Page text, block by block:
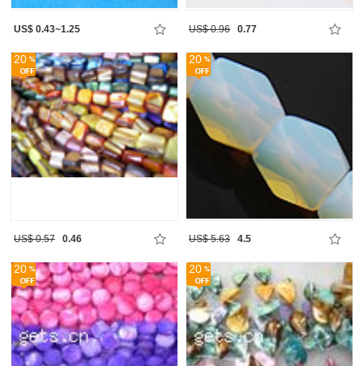
US$ 0.43~1.25 US$ 0.96 0.77
20
US$ 0.57 0.46
20
US$ 5.63 4.5
20 20